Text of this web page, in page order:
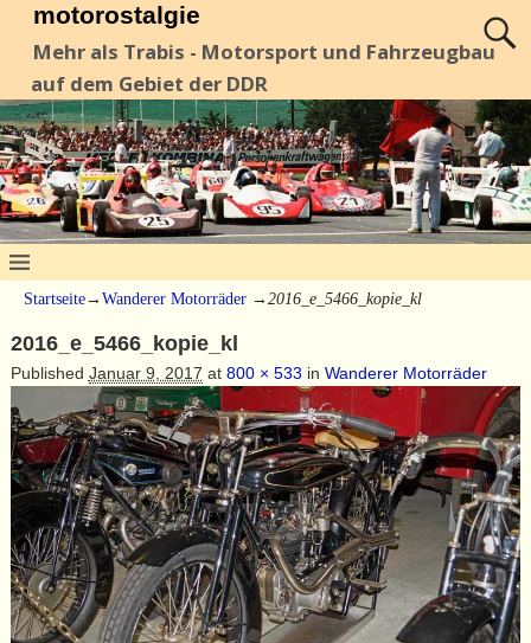
motorostalgie
Mehr als Trabis - Motorsport und Fahrzeugbau
auf dem Gebiet der DDR
Startseite→ Wanderer Motorräder → 2016_e_5466_kopie_kl
2016_e_5466_kopie_kl
Published Januar 9, 2017 at 800 × 533 in Wanderer Motorräder